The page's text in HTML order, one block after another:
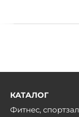
КАТАЛОГ
Фитнес, спортзал